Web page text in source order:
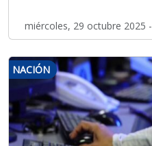
miércoles, 29 octubre 2025 -
NACIÓN